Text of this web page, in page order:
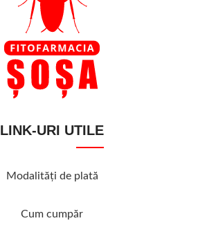
LINK-URI UTILE
Modalităţi de plată
Cum cumpăr